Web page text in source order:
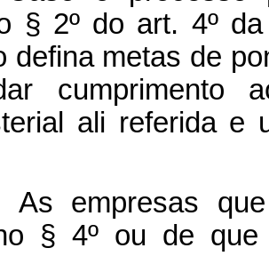
§ 2º do art. 4º
defina metas de
cumprimento
ali referida e
empresas que
§ 4º ou de